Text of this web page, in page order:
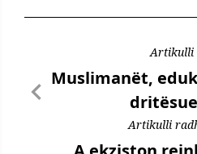
Artikulli
Muslimanët,
Artikulli